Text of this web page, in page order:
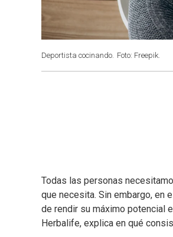
Deportista cocinando. Foto: Freepik.
Todas las personas
que necesita. Sin embargo, en
de rendir su máximo potencial
Herbalife, explica en qué